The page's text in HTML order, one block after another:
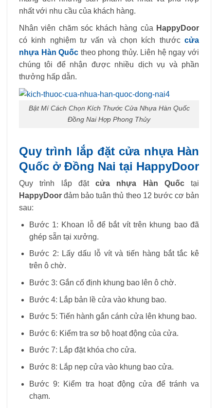
nhất với nhu cầu của khách hàng.
Nhân viên chăm sóc khách hàng của HappyDoor
có kinh nghiệm tư vấn và chọn kích thước cửa
nhựa Hàn Quốc theo phong thủy. Liên hệ ngay với
chúng tôi để nhận được nhiều dịch vụ và phần
thưởng hấp dẫn.
Bật Mí Cách Chọn Kích Thước Cửa Nhựa Hàn Quốc
Đồng Nai Hợp Phong Thủy
Quy trình lắp đặt cửa nhựa Hàn
Quốc ở Đồng Nai tại HappyDoor
Quy trình lắp đặt cửa nhựa Hàn Quốctại
HappyDoor đảm bảo tuân thủ theo 12 bước cơ bản
sau:
Bước 1: Khoan lỗ để bắt vít trên khung bao đã
ghép sẵn tại xưởng.
Bước 2: Lấy dấu lỗ vít và tiến hàng bắt tắc kê
trên ô chờ.
Bước 3: Gắn cố định khung bao lên ô chờ.
Bước 4: Lắp bản lề cửa vào khung bao.
Bước 5: Tiến hành gắn cánh cửa lên khung bao.
Bước 6: Kiểm tra sơ bộ hoạt động của cửa.
Bước 7: Lắp đặt khóa cho cửa.
Bước 8: Lắp nẹp cửa vào khung bao cửa.
Bước 9: Kiểm tra hoạt động cửa để tránh va
chạm.